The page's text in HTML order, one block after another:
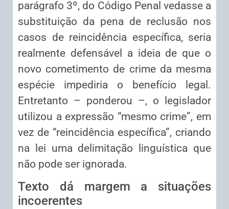
parágrafo 3º, do Código Penal vedasse a
substituição da pena de reclusão nos
casos de reincidência específica, seria
realmente defensável a ideia de que o
novo cometimento de crime da mesma
espécie impediria o benefício legal.
Entretanto – ponderou –, o legislador
utilizou a expressão “mesmo crime”, em
vez de “reincidência específica”, criando
na lei uma delimitação linguística que
não pode ser ignorada.
Texto dá margem a situações
incoerentes